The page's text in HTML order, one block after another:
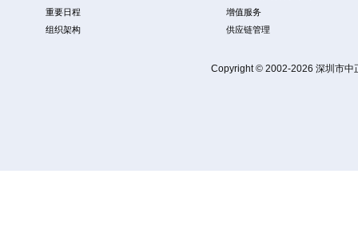
重要日程
组织架构
增值服务
供应链管理
Copyright © 2002-2026 深圳市中